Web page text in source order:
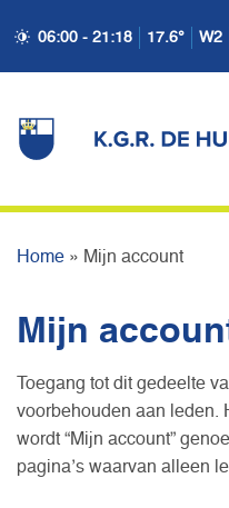
06:00 - 21:18 17.6° W2
Home » Mijn account
Mijn
Toegang tot dit gedeelte
voorbehouden aan leden.
wordt “Mijn account”
pagina’s waarvan alleen